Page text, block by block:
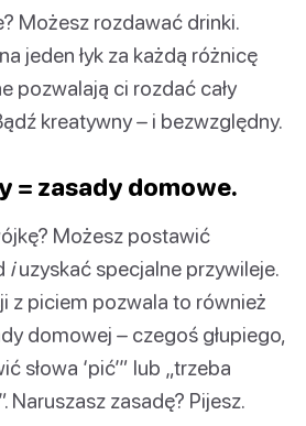
Możesz rozdawać drinki.
jeden łyk za każdą różnicę
pozwalają ci rozdać cały
kreatywny – i bezwzględny.
= zasady domowe.
Możesz postawić
iuzyskać specjalne przywileje.
z piciem pozwala to również
domowej – czegoś głupiego,
słowa ‘pić’” lub „trzeba
Naruszasz zasadę? Pijesz.